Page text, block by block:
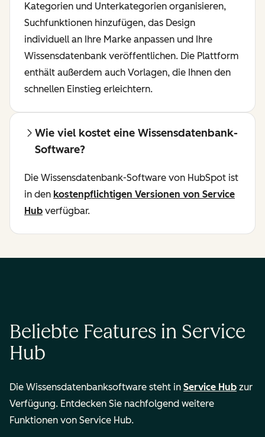
Kategorien und Unterkategorien organisieren,
Suchfunktionen hinzufügen, das Design
individuell an Ihre Marke anpassen und Ihre
Wissensdatenbank veröffentlichen. Die Plattform
enthält außerdem auch Vorlagen, die Ihnen den
schnellen Einstieg erleichtern.
Wie viel kostet eine Wissensdatenbank-
Software?
Die Wissensdatenbank-Software von HubSpot ist
in den kostenpflichtigen Versionen von Service
Hub verfügbar.
Beliebte Features in Service
Hub
Die Wissensdatenbanksoftware steht in Service Hub zur
Verfügung. Entdecken Sie nachfolgend weitere
Funktionen von Service Hub.